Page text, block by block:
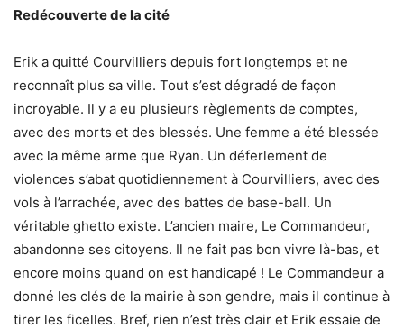
Redécouverte de la cité
Erik a quitté Courvilliers depuis fort longtemps et ne
reconnaît plus sa ville. Tout s’est dégradé de façon
incroyable. Il y a eu plusieurs règlements de comptes,
avec des morts et des blessés. Une femme a été blessée
avec la même arme que Ryan. Un déferlement de
violences s’abat quotidiennement à Courvilliers, avec des
vols à l’arrachée, avec des battes de base-ball. Un
véritable ghetto existe. L’ancien maire, Le Commandeur,
abandonne ses citoyens. Il ne fait pas bon vivre là-bas, et
encore moins quand on est handicapé ! Le Commandeur a
donné les clés de la mairie à son gendre, mais il continue à
tirer les ficelles. Bref, rien n’est très clair et Erik essaie de